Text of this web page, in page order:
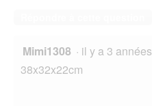
Mimi1308 · il y a 3 années
38x32x22cm